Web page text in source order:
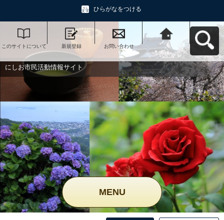
ひらがなをつける
このサイトについて 新規登録 お問い合わせ
にしお市民活動情報
サイトへ戻る
にしお市民活動情報サイト
MENU